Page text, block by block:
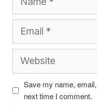
Save my name,
next time I comment.